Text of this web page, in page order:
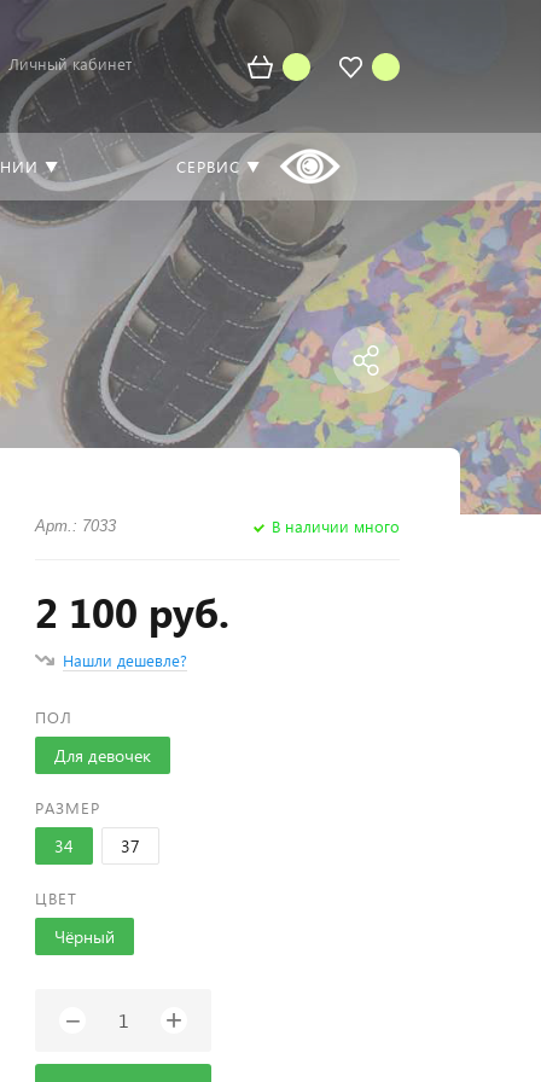
Личный кабинет
▼ СЕРВИС ▼
Арт.: 7033 В наличии много
2 100 руб.
Нашли дешевле?
ПОЛ
Для девочек
РАЗМЕР
34 37
ЦВЕТ
Чёрный
− +